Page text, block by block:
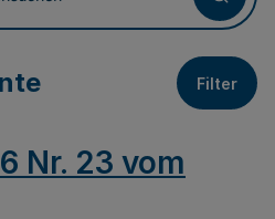
Filter
Nr. 23 vom